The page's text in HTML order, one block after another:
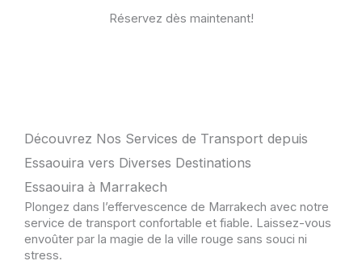
Réservez dès maintenant!
Découvrez Nos Services de Transport depuis
Essaouira vers Diverses Destinations
Essaouira à Marrakech
Plongez dans l’effervescence de Marrakech avec notre
service de transport confortable et fiable. Laissez-vous
envoûter par la magie de la ville rouge sans souci ni
stress.